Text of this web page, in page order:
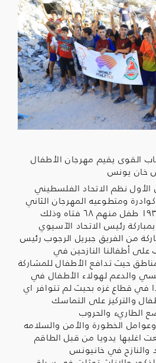
القوى يقيم مهرجان الأطفال
خان يونس
الأول نظم الاتحاد الفلسطيني
ومتطوعيه المهرجان الثاني
في خانيونس بمشاركة ١٩٣ طفل منهم ٦٨ فتاه وذلك
رئيس الاتحاد الآسيوي
من الفريق جبريل الرجوب رئيس
على أطفالنا النازحين في
حيث تدافع الأطفال للمشاركة
والدعم لهولاء الأطفال في
في قطاع غزه بحيث لم تتوافر اي
والتركيز على التماسك
الطاريء والحروب
الخطورة والأمن والسلامه
اغلبها يدويا من قبل الطاقم
والنازح في خانيونس